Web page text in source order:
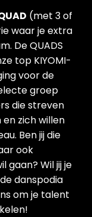
(met 3 of
waar je extra
De QUADS
top KIYOMI-
voor de
groep
die streven
zich willen
Ben jij die
ook
gaan? Wil jij je
danspodia
om je talent